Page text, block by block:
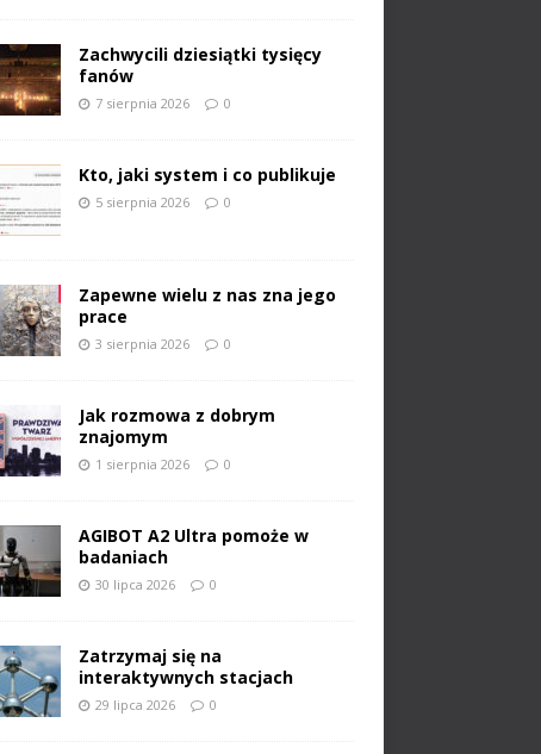
Zachwycili dziesiątki tysięcy
fanów
7 sierpnia 2026 0
Kto, jaki system i co publikuje
5 sierpnia 2026 0
Zapewne wielu z nas zna jego
prace
3 sierpnia 2026 0
Jak rozmowa z dobrym
znajomym
1 sierpnia 2026 0
AGIBOT A2 Ultra pomoże w
badaniach
30 lipca 2026 0
Zatrzymaj się na
interaktywnych stacjach
29 lipca 2026 0